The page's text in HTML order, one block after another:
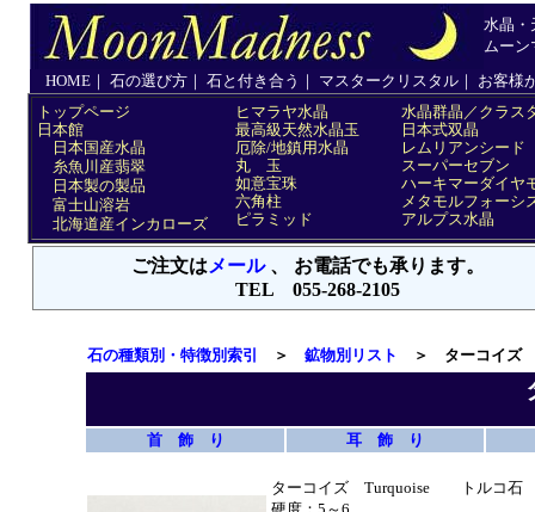
石の種類別・特徴別索引 ＞ 鉱物別リスト ＞ ターコイズ
首 飾 り 耳 飾 り
ターコイズ Turquoise トルコ石